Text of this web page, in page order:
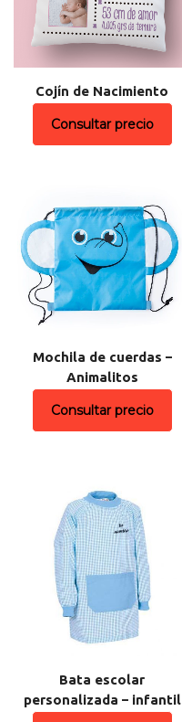
Cojín de Nacimiento
Consultar precio
Mochila de cuerdas –
Animalitos
Consultar precio
Bata escolar
personalizada – infantil